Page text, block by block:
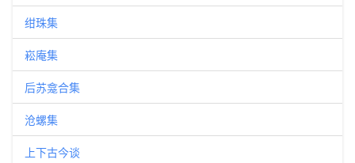
绀珠集
崧庵集
后苏龛合集
沧螺集
上下古今谈